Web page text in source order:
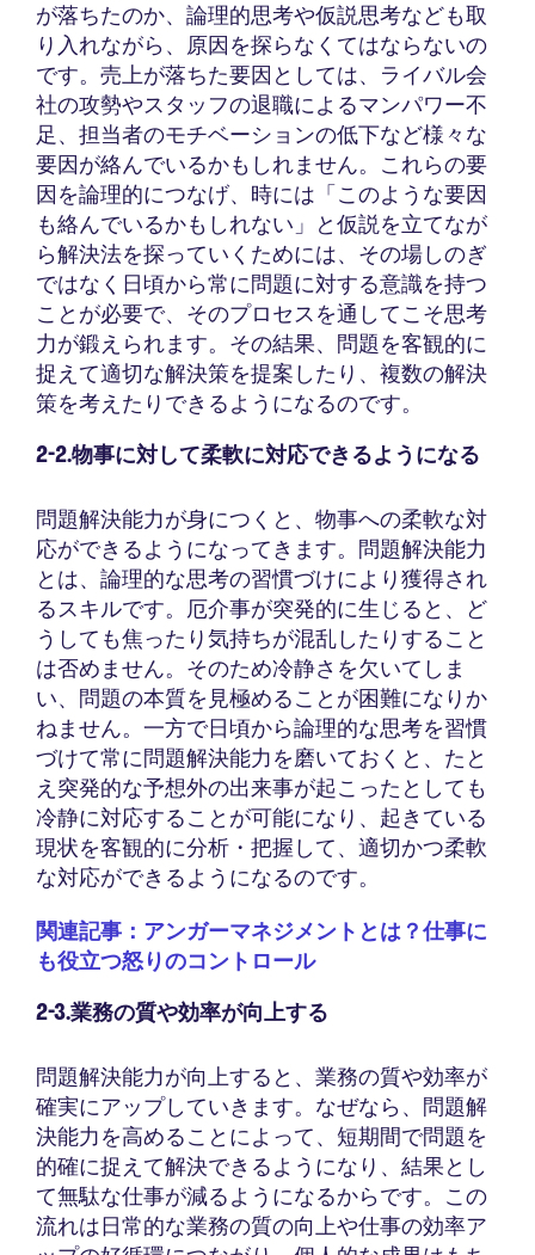
が落ちたのか、論理的思考や仮説思考なども取
り入れながら、原因を探らなくてはならないの
です。売上が落ちた要因としては、ライバル会
社の攻勢やスタッフの退職によるマンパワー不
足、担当者のモチベーションの低下など様々な
要因が絡んでいるかもしれません。これらの要
因を論理的につなげ、時には「このような要因
も絡んでいるかもしれない」と仮説を立てなが
ら解決法を探っていくためには、その場しのぎ
ではなく日頃から常に問題に対する意識を持つ
ことが必要で、そのプロセスを通してこそ思考
力が鍛えられます。その結果、問題を客観的に
捉えて適切な解決策を提案したり、複数の解決
策を考えたりできるようになるのです。
2-2.物事に対して柔軟に対応できるようになる
問題解決能力が身につくと、物事への柔軟な対
応ができるようになってきます。問題解決能力
とは、論理的な思考の習慣づけにより獲得され
るスキルです。厄介事が突発的に生じると、ど
うしても焦ったり気持ちが混乱したりすること
は否めません。そのため冷静さを欠いてしま
い、問題の本質を見極めることが困難になりか
ねません。一方で日頃から論理的な思考を習慣
づけて常に問題解決能力を磨いておくと、たと
え突発的な予想外の出来事が起こったとしても
冷静に対応することが可能になり、起きている
現状を客観的に分析・把握して、適切かつ柔軟
な対応ができるようになるのです。
関連記事：アンガーマネジメントとは？仕事に
も役立つ怒りのコントロール
2-3.業務の質や効率が向上する
問題解決能力が向上すると、業務の質や効率が
確実にアップしていきます。なぜなら、問題解
決能力を高めることによって、短期間で問題を
的確に捉えて解決できるようになり、結果とし
て無駄な仕事が減るようになるからです。この
流れは日常的な業務の質の向上や仕事の効率ア